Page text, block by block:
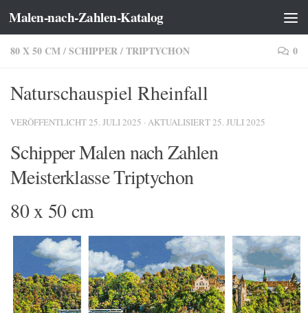
Zum Inhalt springen
Malen-nach-Zahlen-Katalog
80 X 50 CM/SCHIPPER/TRIPTYCHON 0
Naturschauspiel Rheinfall
VERÖFFENTLICHT25. JULI 2025 · AKTUALISIERT25. JULI 2025
Schipper Malen nach Zahlen
Meisterklasse Triptychon
80 x 50 cm